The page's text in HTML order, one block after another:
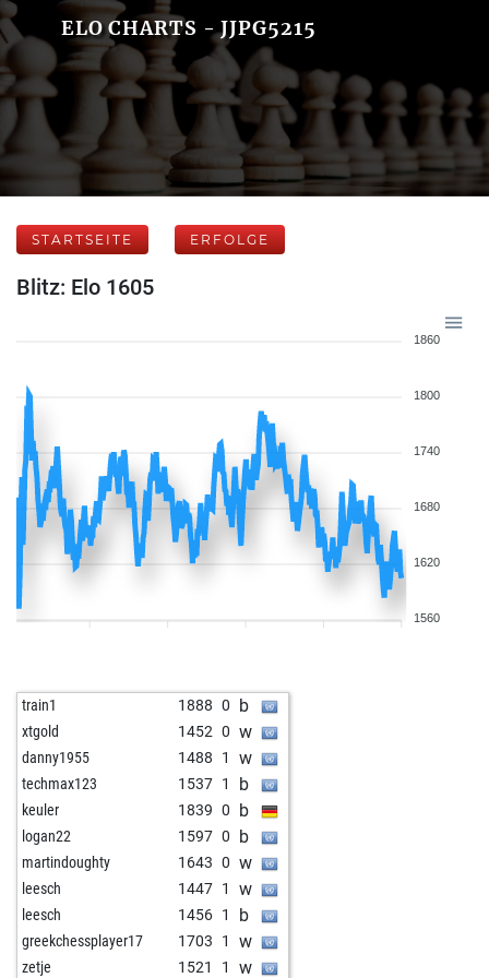
ELO CHARTS - JJPG5215
STARTSEITE ERFOLGE
Blitz: Elo 1605
1860
1800
1740
1680
1620
1560
train1 1888 0 b
xtgold 1452 0 w
danny1955 1488 1 w
techmax123 1537 1 b
keuler 1839 0 b
logan22 1597 0 b
martindoughty 1643 0 w
leesch 1447 1 w
leesch 1456 1 b
greekchessplayer17 1703 1 w
zetje 1521 1 w